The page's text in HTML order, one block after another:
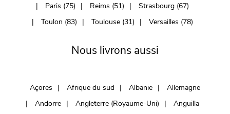
Paris (75)
Reims (51)
Strasbourg (67)
Toulon (83)
Toulouse (31) Versailles (78)
Nous livrons aussi
Açores Afrique du sud Albanie
Allemagne
Andorre
Angleterre (Royaume-Uni)
Anguilla